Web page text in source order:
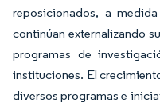
reposicionados, a
continúan externalizando
programas de
instituciones. El
diversos programas e